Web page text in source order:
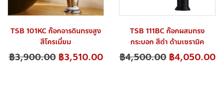
TSB 101KC ก๊อกอารดินทรงสูง
สีโครเมี่ยม
฿3,900.00 ฿3,510.00
TSB 111BC ก๊อกผสมทรง
กระบอก สีดำ ด้ามเซรามิค
฿4,500.00 ฿4,050.00